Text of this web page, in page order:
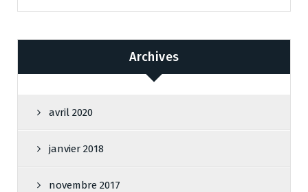
Archives
avril 2020
janvier 2018
novembre 2017